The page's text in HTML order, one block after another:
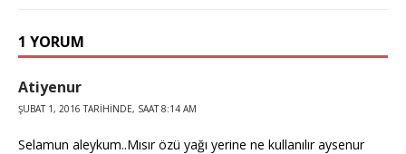
1 YORUM
Atiyenur
ŞUBAT 1, 2016 TARIHINDE, SAAT 8:14 AM
Selamun aleykum..Mısır özü yağı yerine ne kullanılır aysenur